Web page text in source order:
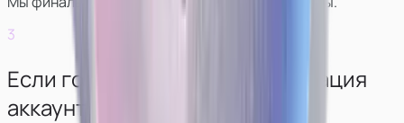
3
Если готовы начать — регистрация
аккаунтов.